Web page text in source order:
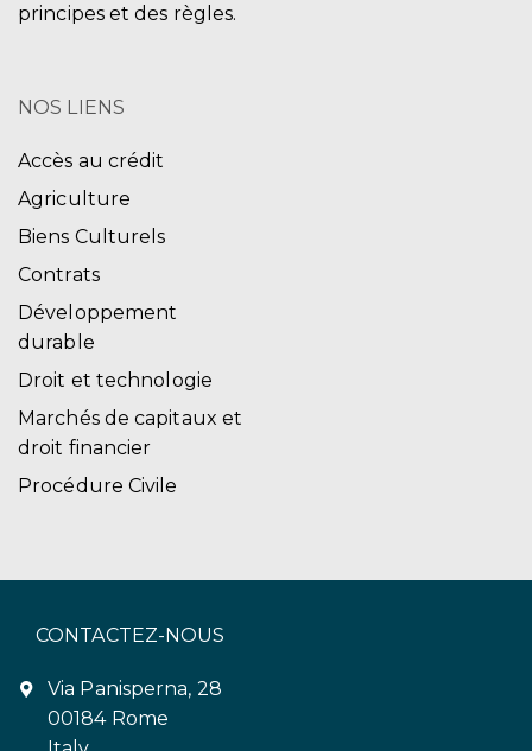
principes et des règles.
NOS LIENS
Accès au crédit
Agriculture
Biens Culturels
Contrats
Développement
durable
Droit et technologie
Marchés de capitaux et
droit financier
Procédure Civile
CONTACTEZ-NOUS
Via Panisperna, 28
00184 Rome